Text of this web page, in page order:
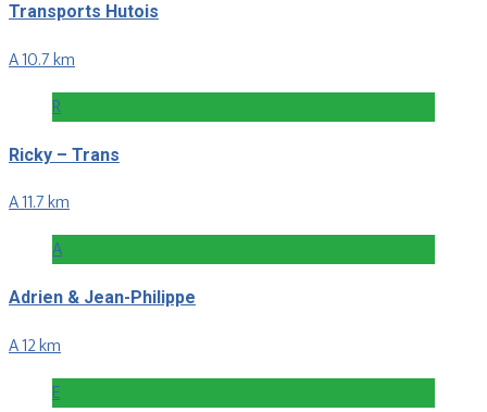
Transports Hutois
A 10.7 km
R
Ricky – Trans
A 11.7 km
A
Adrien & Jean-Philippe
A 12 km
E